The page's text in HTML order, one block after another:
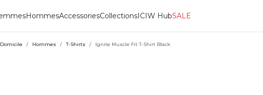
HommesAccessoriesCollectionsICIW HubSALE
Domicile / Hommes / T-Shirts / Ignite Muscle Fit T-Shirt Black